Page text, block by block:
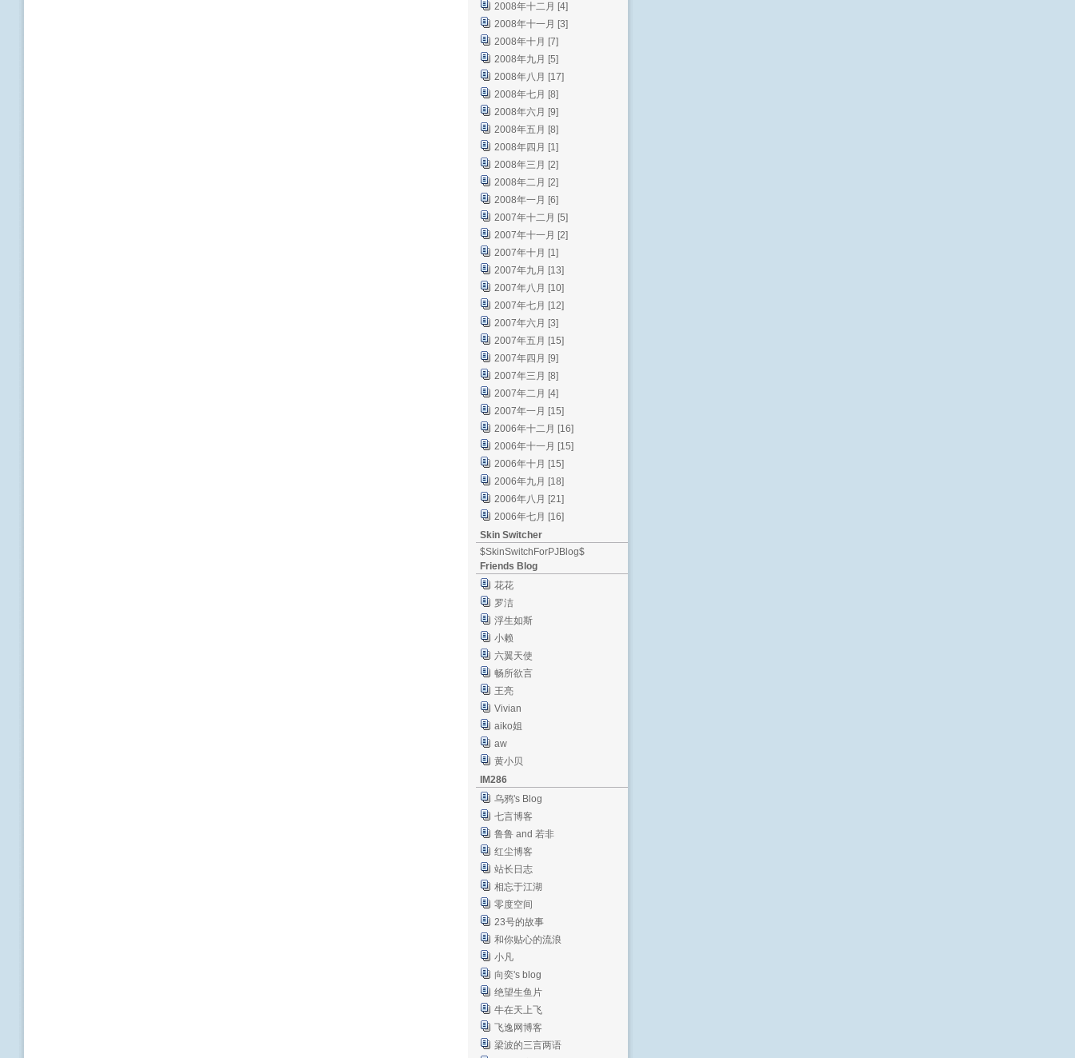
2008年十二月 [4]
2008年十一月 [3]
2008年十月 [7]
2008年九月 [5]
2008年八月 [17]
2008年七月 [8]
2008年六月 [9]
2008年五月 [8]
2008年四月 [1]
2008年三月 [2]
2008年二月 [2]
2008年一月 [6]
2007年十二月 [5]
2007年十一月 [2]
2007年十月 [1]
2007年九月 [13]
2007年八月 [10]
2007年七月 [12]
2007年六月 [3]
2007年五月 [15]
2007年四月 [9]
2007年三月 [8]
2007年二月 [4]
2007年一月 [15]
2006年十二月 [16]
2006年十一月 [15]
2006年十月 [15]
2006年九月 [18]
2006年八月 [21]
2006年七月 [16]
Skin Switcher
$SkinSwitchForPJBlog$
Friends Blog
花花
罗洁
浮生如斯
小赖
六翼天使
畅所欲言
王亮
Vivian
aiko姐
aw
黄小贝
IM286
乌鸦's Blog
七言博客
鲁鲁 and 若非
红尘博客
站长日志
相忘于江湖
零度空间
23号的故事
和你贴心的流浪
小凡
向奕's blog
绝望生鱼片
牛在天上飞
飞逸网博客
梁波的三言两语